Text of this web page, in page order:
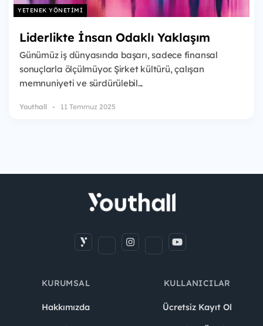
YETENEK YÖNETIMI
Liderlikte İnsan Odaklı Yaklaşım
Günümüz iş dünyasında başarı, sadece finansal
sonuçlarla ölçülmüyor. Şirket kültürü, çalışan
memnuniyeti ve sürdürülebil...
Youthall 11 Temmuz 2025
KURUMSAL
Hakkımızda
KULLANICILAR
Ücretsiz Kayıt Ol